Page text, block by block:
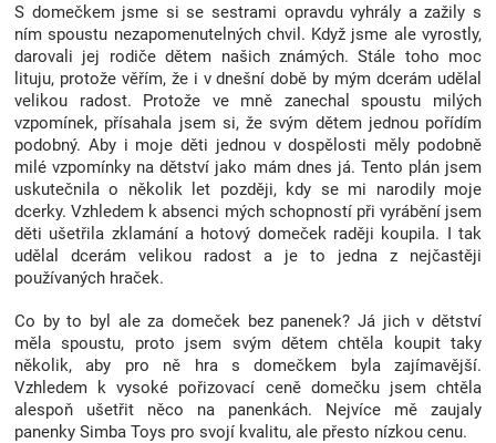
Přihlášení
S domečkem jsme si se sestrami opravdu vyhrály a zažily s
ním spoustu nezapomenutelných chvil. Když jsme ale vyrostly,
darovali jej rodiče dětem našich známých. Stále toho moc
lituju, protože věřím, že i v dnešní době by mým dcerám udělal
velikou radost. Protože ve mně zanechal spoustu milých
vzpomínek, přísahala jsem si, že svým dětem jednou pořídím
podobný. Aby i moje děti jednou v dospělosti měly podobně
milé vzpomínky na dětství jako mám dnes já. Tento plán jsem
uskutečnila o několik let později, kdy se mi narodily moje
dcerky. Vzhledem k absenci mých schopností při vyrábění jsem
děti ušetřila zklamání a hotový domeček raději koupila. I tak
udělal dcerám velikou radost a je to jedna z nejčastěji
používaných hraček.
Co by to byl ale za domeček bez panenek? Já jich v dětství
měla spoustu, proto jsem svým dětem chtěla koupit taky
několik, aby pro ně hra s domečkem byla zajímavější.
Vzhledem k vysoké pořizovací ceně domečku jsem chtěla
alespoň ušetřit něco na panenkách. Nejvíce mě zaujaly
panenky Simba Toys pro svojí kvalitu, ale přesto nízkou cenu.